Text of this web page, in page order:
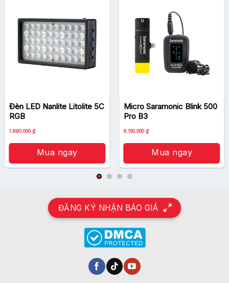
Đèn LED Nanlite Litolite 5C
RGB
1.890.000₫
Mua ngay
Micro Saramonic Blink 500
Pro B3
6.150.000₫
Mua ngay
ĐĂNG KÝ NHẬN BÁO GIÁ